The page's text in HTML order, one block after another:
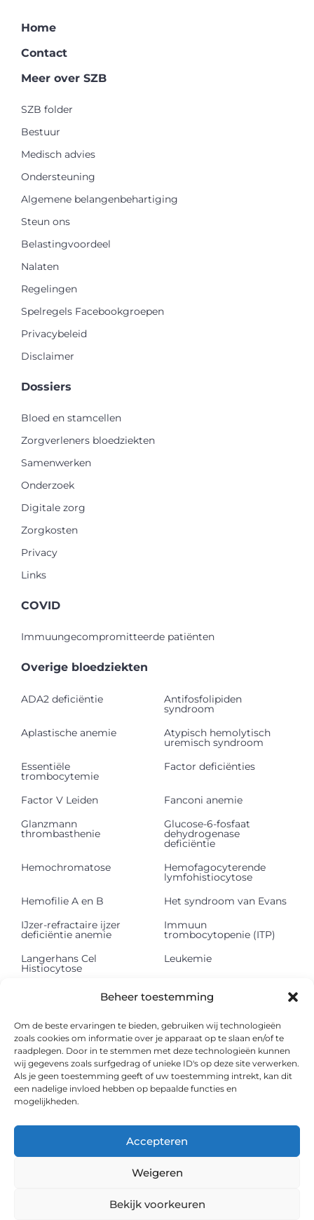
Beheer toestemming
Om de beste ervaringen te bieden, gebruiken wij technologieën
zoals cookies om informatie over je apparaat op te slaan en/of te
raadplegen. Door in te stemmen met deze technologieën kunnen
wij gegevens zoals surfgedrag of unieke ID's op deze site verwerken.
Als je geen toestemming geeft of uw toestemming intrekt, kan dit
een nadelige invloed hebben op bepaalde functies en
mogelijkheden.
Accepteren
Weigeren
Bekijk voorkeuren
Home
Contact
Meer over SZB
SZB folder
Bestuur
Medisch advies
Ondersteuning
Algemene belangenbehartiging
Steun ons
Belastingvoordeel
Nalaten
Regelingen
Spelregels Facebookgroepen
Privacybeleid
Disclaimer
Dossiers
Bloed en stamcellen
Zorgverleners bloedziekten
Samenwerken
Onderzoek
Digitale zorg
Zorgkosten
Privacy
Links
COVID
Immuungecompromitteerde patiënten
Overige bloedziekten
ADA2 deficiëntie Antifosfolipiden
syndroom
Aplastische anemie
Atypisch hemolytisch
uremisch syndroom
Essentiële
trombocytemie
Factor deficiënties
Factor V Leiden
Fanconi anemie
Glanzmann
thrombasthenie
Glucose-6-fosfaat
dehydrogenase
deficiëntie
Hemochromatose
Hemofagocyterende
lymfohistiocytose
Hemofilie A en B
Het syndroom van Evans
IJzer-refractaire ijzer
deficiëntie anemie
Immuun
trombocytopenie (ITP)
Langerhans Cel
Histiocytose
Leukemie
depositieziekte (LCDD)
Lymfeklierkanker
Mastocytose
Methemoglobinemie
Multipel myeloom
Myelodysplastisch
syndroom
Myelofibrose
Onbegrepen
pancytopenie
hemoglobinurie
syndroom
Ziekte van Von Willebrand